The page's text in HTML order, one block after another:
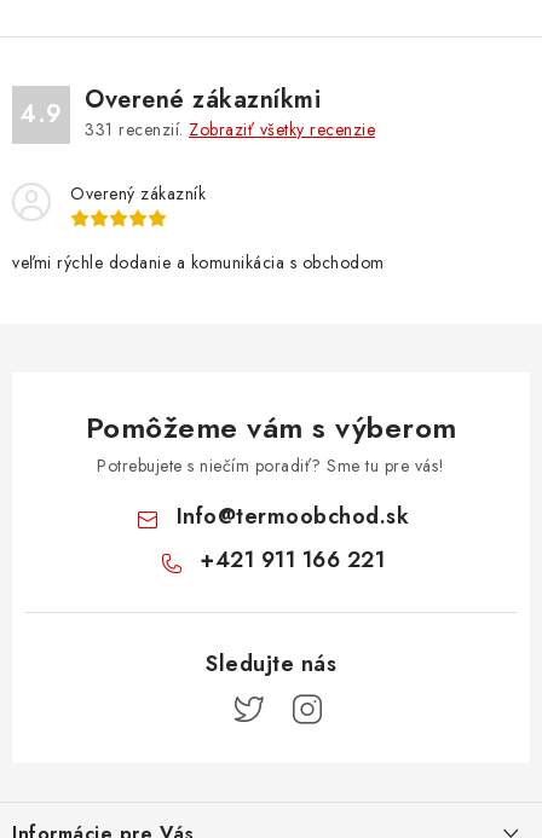
4.9 Overené zákazníkmi
331 recenzií. Zobraziť všetky recenzie
Overený zákazník
veľmi rýchle dodanie a komunikácia s obchodom
Pomôžeme vám s výberom
Potrebujete s niečím poradiť? Sme tu pre vás!
Info@termoobchod.sk
+421 911 166 221